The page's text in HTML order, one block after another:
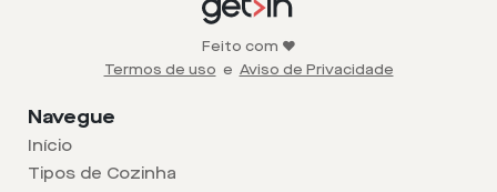
Feito com ❤️
Termos de uso e Aviso de Privacidade
Navegue
Início
Tipos de Cozinha